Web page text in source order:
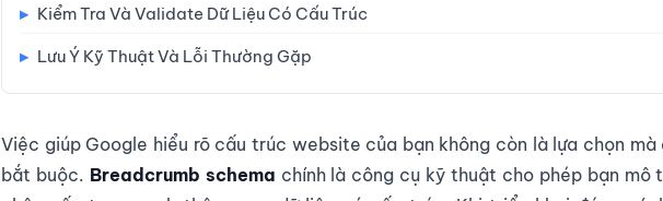
▸ Kiểm Tra Và Validate Dữ Liệu Có Cấu Trúc
▸ Lưu Ý Kỹ Thuật Và Lỗi Thường Gặp
Việc giúp Google hiểu rõ cấu trúc website của bạn không còn là lựa chọn
bắt buộc. Breadcrumb schema chính là công cụ kỹ thuật cho phép bạn mô